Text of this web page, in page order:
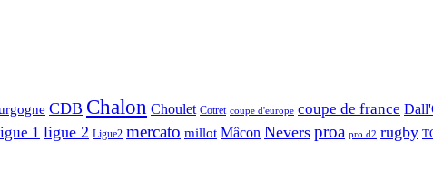
CDB Chalon Choulet Cotret coupe d'europe coupe de france
1 ligue 2 Ligue2 mercato millot Mâcon Nevers proa pro d2 rugby